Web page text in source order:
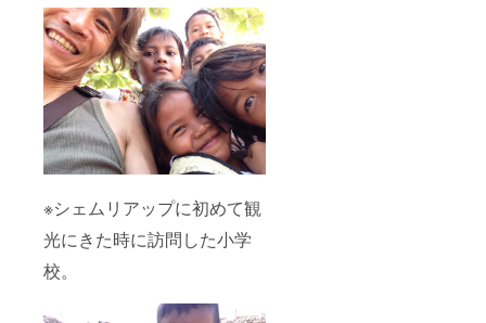
※シェムリアップに初めて観
光にきた時に訪問した小学
校。